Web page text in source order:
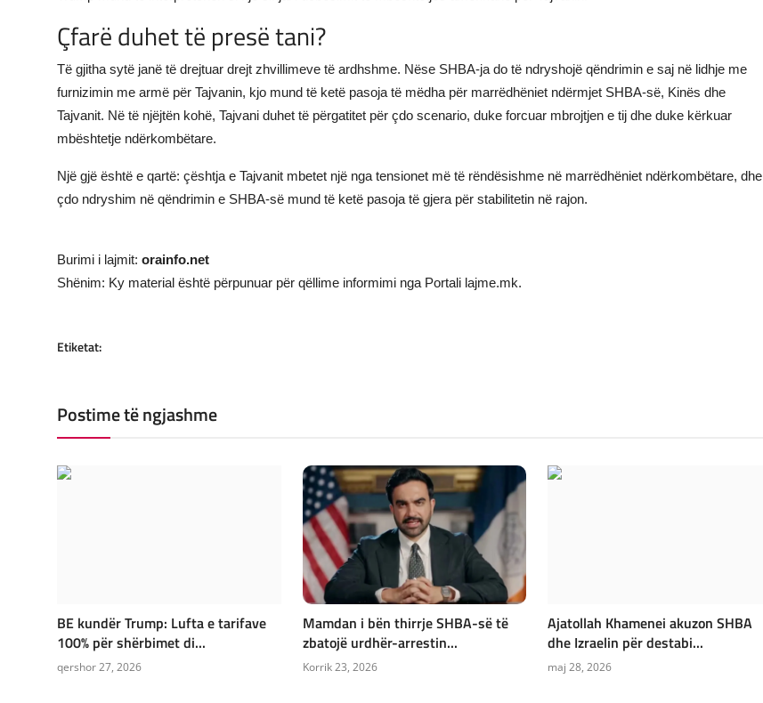
Çfarë duhet të presë tani?
Të gjitha sytë janë të drejtuar drejt zhvillimeve të ardhshme. Nëse SHBA-ja do të ndryshojë qëndrimin e saj në lidhje me
furnizimin me armë për Tajvanin, kjo mund të ketë pasoja të mëdha për marrëdhëniet ndërmjet SHBA-së, Kinës dhe
Tajvanit. Në të njëjtën kohë, Tajvani duhet të përgatitet për çdo scenario, duke forcuar mbrojtjen e tij dhe duke kërkuar
mbështetje ndërkombëtare.
Një gjë është e qartë: çështja e Tajvanit mbetet një nga tensionet më të rëndësishme në marrëdhëniet ndërkombëtare, dhe
çdo ndryshim në qëndrimin e SHBA-së mund të ketë pasoja të gjera për stabilitetin në rajon.
Burimi i lajmit: orainfo.net
Shënim: Ky material është përpunuar për qëllime informimi nga Portali lajme.mk.
Etiketat:
Postime të ngjashme
BE kundër Trump: Lufta e tarifave
100% për shërbimet di...
qershor 27, 2026
Mamdan i bën thirrje SHBA-së të
zbatojë urdhër-arrestin...
Korrik 23, 2026
Ajatollah Khamenei akuzon SHBA
dhe Izraelin për destabi...
maj 28, 2026